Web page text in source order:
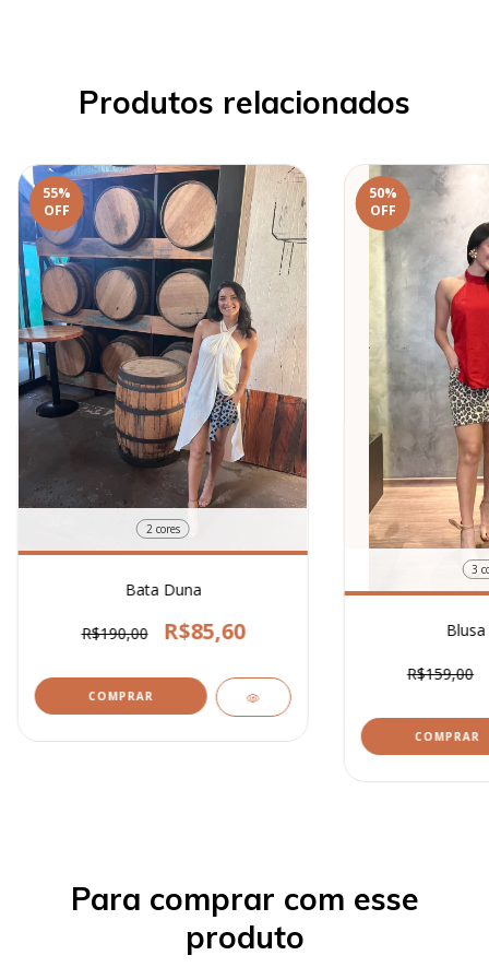
Produtos relacionados
55%
OFF
2 cores
Bata Duna
R$190,00 R$85,60
COMPRAR
50%
OFF
3
R$159,00
COMPRAR
Para comprar com esse
produto